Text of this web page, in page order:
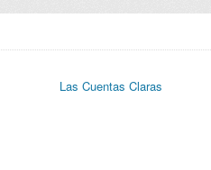
Las Cuentas Claras